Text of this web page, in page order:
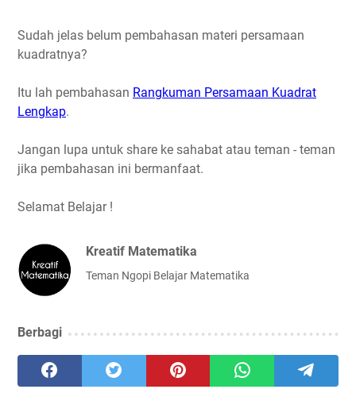
Sudah jelas belum pembahasan materi persamaan
kuadratnya?
Itu lah pembahasan Rangkuman Persamaan Kuadrat
Lengkap.
Jangan lupa untuk share ke sahabat atau teman - teman
jika pembahasan ini bermanfaat.
Selamat Belajar !
Kreatif Matematika
Teman Ngopi Belajar Matematika
Berbagi